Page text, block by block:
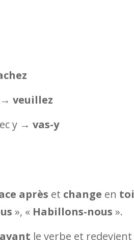
→veuillez
y →vas-y
après et change en toi
», « Habillons-nous ».
avant le verbe et redevient